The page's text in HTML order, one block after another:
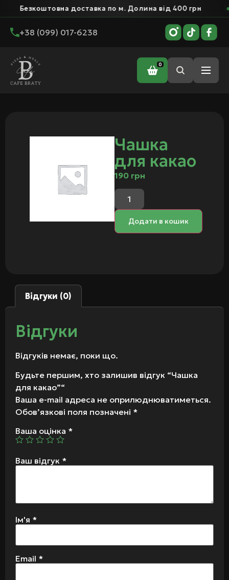
Безкоштовна доставка по м. Долина від 400 грн
+38 (099) 017-6238
0
Головна / Чашка для какао
Чашка
для какао
190 грн
Додати в кошик
Відгуки (0)
Відгуки
Відгуків немає, поки що.
Будьте першим, хто залишив відгук “Чашка
для какао”“
Ваша e-mail адреса не оприлюднюватиметься.
Обов’язкові поля позначені *
Ваша оцінка *
Ваш відгук *
Ім'я *
Email *